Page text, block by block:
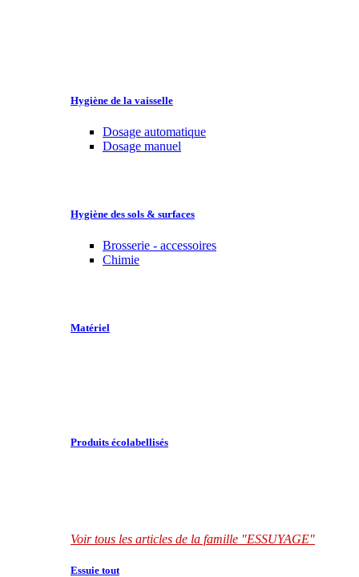
Hygiène de la vaisselle
Dosage automatique
Dosage manuel
Hygiène des sols & surfaces
Brosserie - accessoires
Chimie
Matériel
Produits écolabellisés
Voir tous les articles de la famille "ESSUYAGE"
Essuie tout